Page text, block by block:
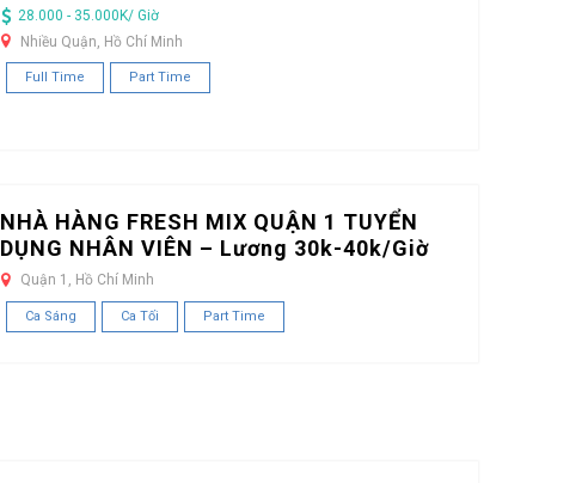
28.000 - 35.000K/ Giờ
Nhiều Quận, Hồ Chí Minh
Full Time Part Time
NHÀ HÀNG FRESH MIX QUẬN 1 TUYỂN
DỤNG NHÂN VIÊN – Lương 30k-40k/Giờ
Quận 1, Hồ Chí Minh
Ca Sáng Ca Tối Part Time